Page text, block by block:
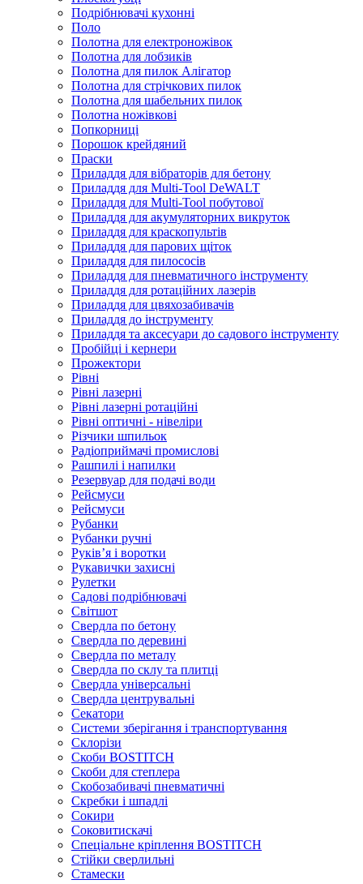
Подрібнювачі кухонні
Поло
Полотна для електроножівок
Полотна для лобзиків
Полотна для пилок Алігатор
Полотна для стрічкових пилок
Полотна для шабельних пилок
Полотна ножівкові
Попкорниці
Порошок крейдяний
Праски
Приладдя для вібраторів для бетону
Приладдя для Multi-Tool DeWALT
Приладдя для Multi-Tool побутової
Приладдя для акумуляторних викруток
Приладдя для краскопультів
Приладдя для парових щіток
Приладдя для пилососів
Приладдя для пневматичного інструменту
Приладдя для ротаційних лазерів
Приладдя для цвяхозабивачів
Приладдя до інструменту
Приладдя та аксесуари до садового інструменту
Пробійці і кернери
Прожектори
Рівні
Рівні лазерні
Рівні лазерні ротаційні
Рівні оптичні - нівеліри
Різчики шпильок
Радіоприймачі промислові
Рашпилі і напилки
Резервуар для подачі води
Рейсмуси
Рейсмуси
Рубанки
Рубанки ручні
Руківʼя і воротки
Рукавички захисні
Рулетки
Садові подрібнювачі
Світшот
Свердла по бетону
Свердла по деревині
Свердла по металу
Свердла по склу та плитці
Свердла універсальні
Свердла центрувальні
Секатори
Системи зберігання і транспортування
Склорізи
Скоби BOSTITCH
Скоби для степлера
Скобозабивачі пневматичні
Скребки і шпадлі
Сокири
Соковитискачі
Спеціальне кріплення BOSTITCH
Стійки сверлильні
Стамески